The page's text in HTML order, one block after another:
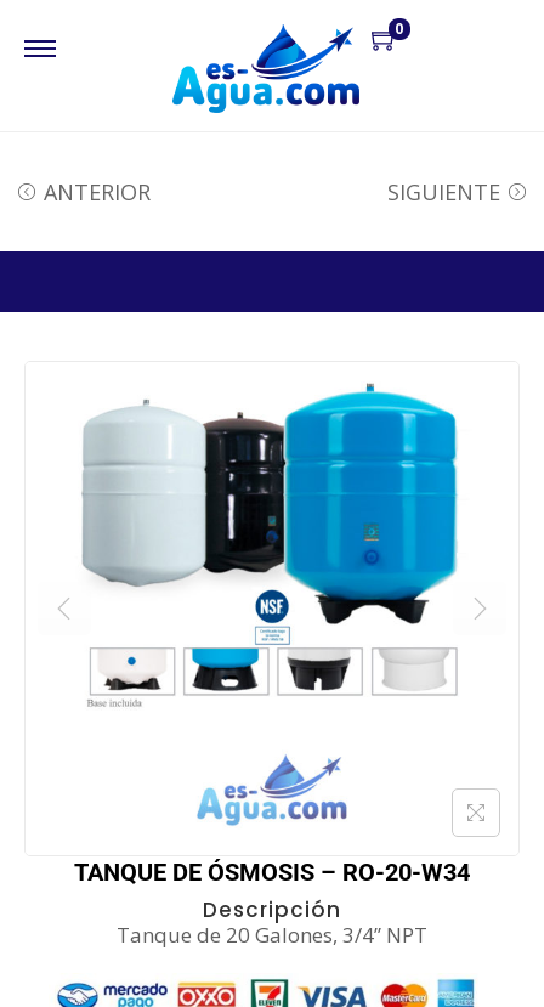
0
ANTERIOR SIGUIENTE
TANQUE DE ÓSMOSIS – RO-20-W34
Descripción
Tanque de 20 Galones, 3/4” NPT